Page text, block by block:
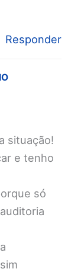
Responder
situação!
e tenho
só